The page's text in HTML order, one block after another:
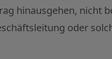
hinausgehen, nicht
oder